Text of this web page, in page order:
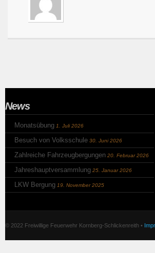
News
Monatsübung 1. Juli 2026
Besuch von Volksschule 30. Juni 2026
Zahlreiche Fahrzeugbergungen 20. Februar 2026
Jahreshauptversammlung 25. Januar 2026
LKW Bergung 19. November 2025
© 2022 Freiwillige Feuerwehr Kornberg-Schlickenreith •